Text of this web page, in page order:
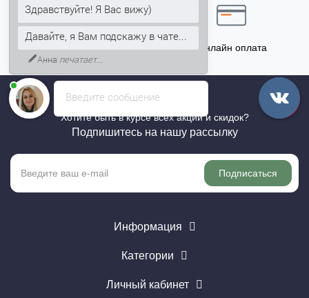
Точный расчёт Онлайн оплата
Хотите быть в курсе всех акций и скидок?
Подпишитесь на нашу рассылку
Подписаться
Информация
Категории
Личный кабинет
Введите сообщение
Здравствуйте! Я Вас вижу)
Давайте, я Вам подскажу в чате...
Анна печатает...